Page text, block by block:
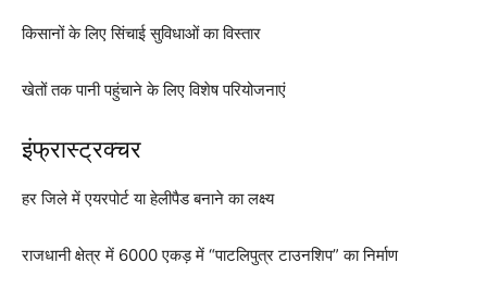
किसानों के लिए सिंचाई सुविधाओं का विस्तार
खेतों तक पानी पहुंचाने के लिए विशेष परियोजनाएं
इंफ्रास्ट्रक्चर
हर जिले में एयरपोर्ट या हेलीपैड बनाने का लक्ष्य
राजधानी क्षेत्र में 6000 एकड़ में “पाटलिपुत्र टाउनशिप” का निर्माण